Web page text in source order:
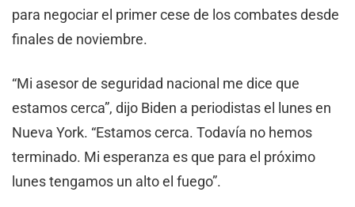
para negociar el primer cese de los combates desde
finales de noviembre.
“Mi asesor de seguridad nacional me dice que
estamos cerca”, dijo Biden a periodistas el lunes en
Nueva York. “Estamos cerca. Todavía no hemos
terminado. Mi esperanza es que para el próximo
lunes tengamos un alto el fuego”.